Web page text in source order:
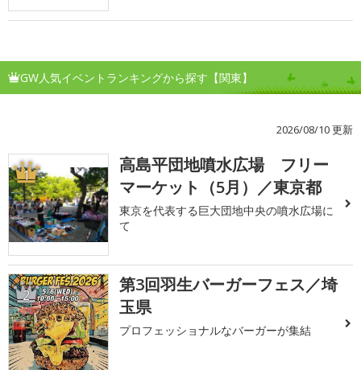
GW人気イベントランキングから探す【関東】
2026/08/10 更新
1
高島平団地噴水広場 フリー
マーケット（5月）／東京都
東京を代表する巨大団地中央の噴水広場に
て
2
第3回羽生バーガーフェス／埼
玉県
プロフェッショナルなバーガーが集結